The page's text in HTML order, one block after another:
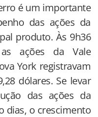
é um importante
das ações da
produto. Às 9h36
ações da Vale
York registravam
dólares. Se levar
das ações da
dias, o crescimento